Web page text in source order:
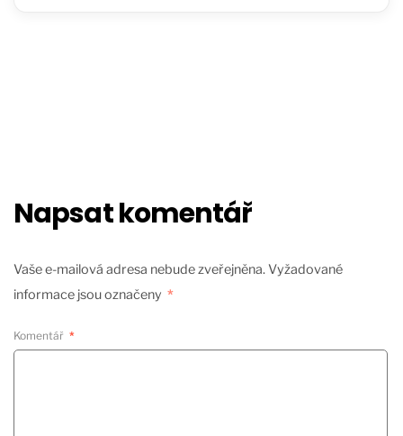
Napsat komentář
Vaše e-mailová adresa nebude zveřejněna.Vyžadované
informace jsou označeny *
Komentář *